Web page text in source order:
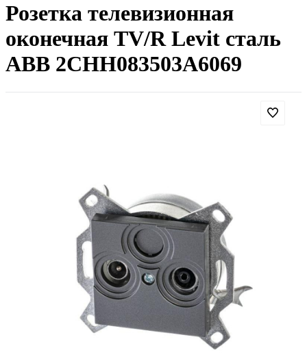
Розетка телевизионная
оконечная TV/R Levit сталь
ABB 2CHH083503A6069